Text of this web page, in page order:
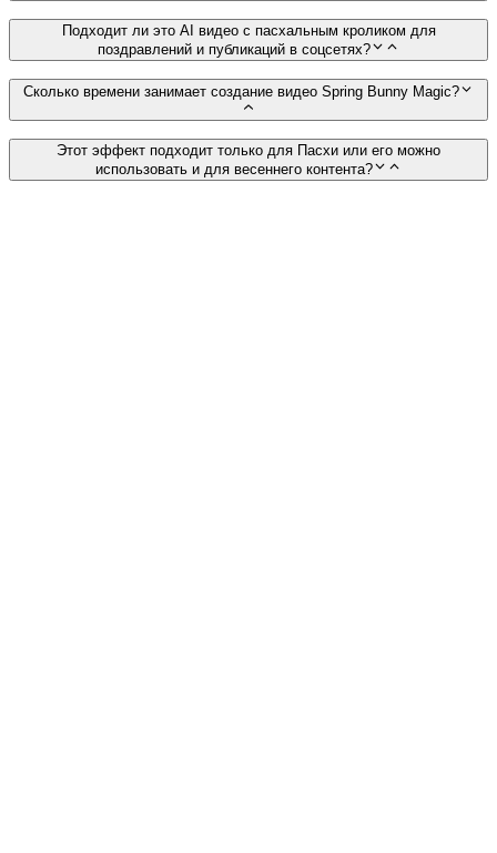
Подходит ли это AI видео с пасхальным кроликом для
поздравлений и публикаций в соцсетях?
Сколько времени занимает создание видео Spring Bunny Magic?
Этот эффект подходит только для Пасхи или его можно
использовать и для весеннего контента?